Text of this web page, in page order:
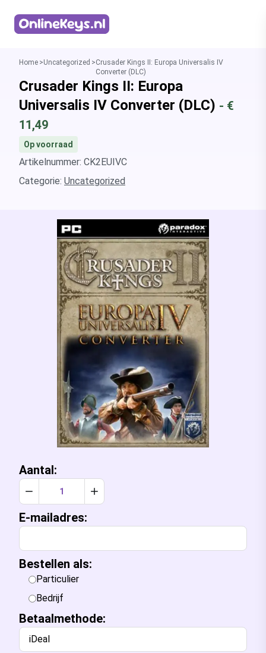
Home Uncategorized
Crusader Kings II: Europa Universalis IV
Converter (DLC)
Crusader Kings II: Europa
Universalis IV Converter (DLC) - €
11,49
Op voorraad
Artikelnummer: CK2EUIVC
Categorie: Uncategorized
Aantal:
Verlaag aantal met 1Verhoog aantal met 1
E-mailadres:
Bestellen als:
Particulier
Bedrijf
Betaalmethode:
iDeal